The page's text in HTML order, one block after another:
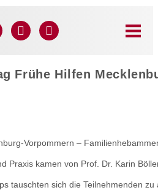
Frühe Hilfen
Vorpommern –
Praxis kamen von Prof. Dr. Karin
tauschten sich die Teilnehmenden